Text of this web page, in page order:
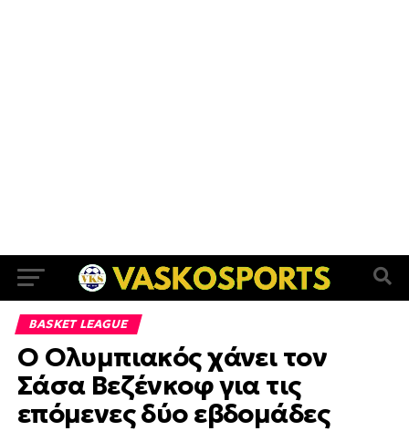
BASKET LEAGUE
Ο Ολυμπιακός χάνει τον
Σάσα Βεζένκοφ για τις
επόμενες δύο εβδομάδες